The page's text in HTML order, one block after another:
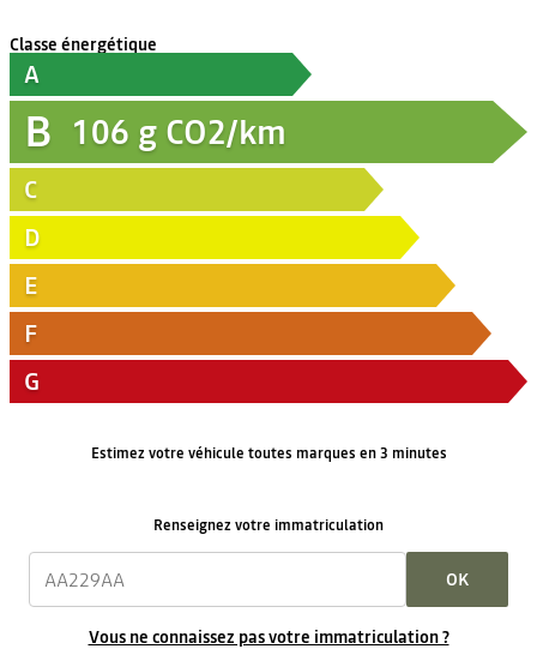
Classe énergétique
A
B 106 g CO2/km
C
D
E
F
G
Estimez votre véhicule toutes marques en 3 minutes
Renseignez votre immatriculation
OK
Vous ne connaissez pas votre immatriculation ?